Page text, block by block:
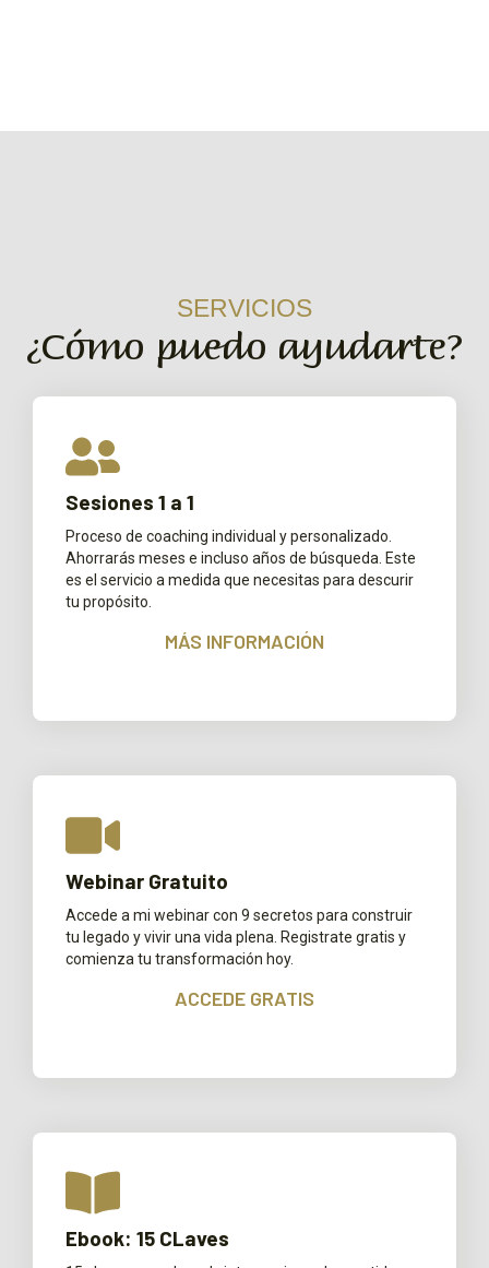
SERVICIOS
¿Cómo puedo ayudarte?
Sesiones 1 a 1
Proceso de coaching individual y personalizado.
Ahorrarás meses e incluso años de búsqueda. Este
es el servicio a medida que necesitas para descurir
tu propósito.
MÁS INFORMACIÓN
Webinar Gratuito
Accede a mi webinar con 9 secretos para construir
tu legado y vivir una vida plena. Registrate gratis y
comienza tu transformación hoy.
ACCEDE GRATIS
Ebook: 15 CLaves